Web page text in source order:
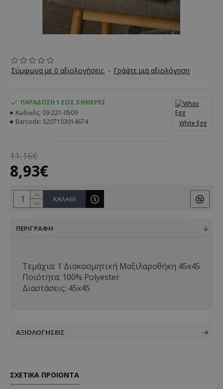
Σύμφωνα με 0 αξιολογήσεις. - Γράψτε μια αξιολόγηση
8,93€
11,16€
ΠΑΡΆΔΟΣΗ 1 ΈΩΣ 3 ΗΜΈΡΕΣ
Κωδικός: 09-221-0509
Barcode: 5207103014674 White Egg
ΚΑΛΆΘΙ
ΠΕΡΙΓΡΑΦΉ
Τεμάχια: 1 Διακοσμητική Μαξιλαροθήκη 45x45
Ποιότητα: 100% Polyester
Διαστάσεις: 45x45
ΑΞΙΟΛΟΓΉΣΕΙΣ
ΣΧΕΤΙΚΑ ΠΡΟΙΟΝΤΑ